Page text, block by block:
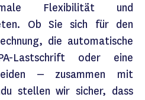
Flexibilität und
Ob Sie sich für den
die automatische
Lastschrift oder eine
– zusammen mit
stellen wir sicher, dass